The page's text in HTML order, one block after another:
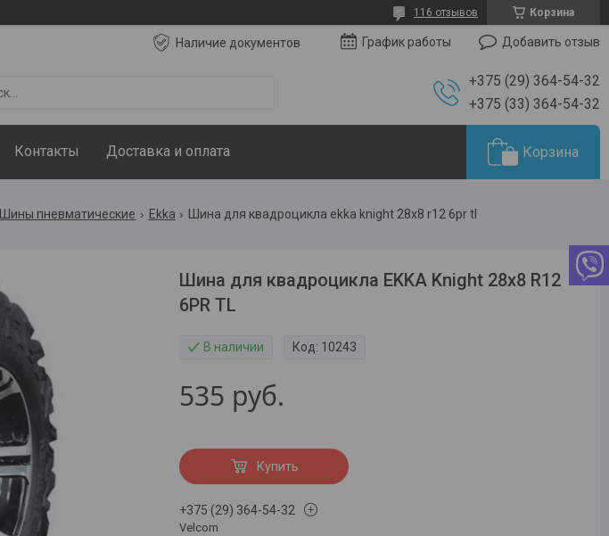
Корзина
116 отзывов
Наличие документов График работы Добавить отзыв
+375 (29) 364-54-32
+375 (33) 364-54-32
Контакты Доставка и оплата Корзина
Шины пневматические Ekka Шина для квадроцикла ekka knight 28x8 r12 6pr tl
Шина для квадроцикла EKKA Knight 28x8 R12
6PR TL
В наличии Код: 10243
535 руб.
Купить
+375 (29) 364-54-32
Velcom